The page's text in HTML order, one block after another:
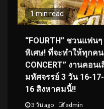
1 min read
“FOURTH” ชวนแฟน
พิเศษ! ที่จะทำให้ทุกคน
CONCERT” งานคอน
มหัศจรรย์ 3 วัน 16-
16 สิงหาคมนี้!!
3 วัน ago admin